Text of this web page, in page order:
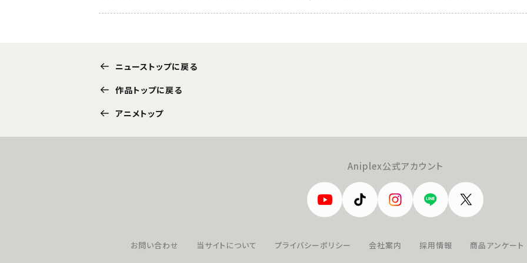
ニューストップに戻る
作品トップに戻る
アニメトップ
Aniplex公式アカウント
お問い合わせ 当サイトについて プライバシーポリシー 会社案内 採用情報 商品アンケート